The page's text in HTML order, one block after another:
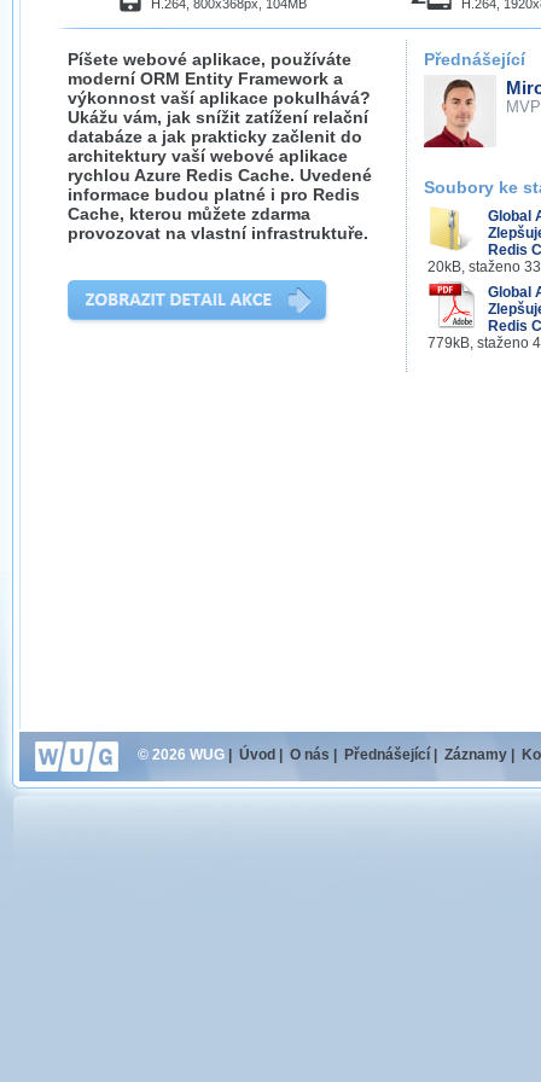
H.264, 800x368px, 104MB H.264,
Píšete webové aplikace, používáte
moderní ORM Entity Framework a
výkonnost vaší aplikace pokulhává?
Ukážu vám, jak snížit zatížení relační
databáze a jak prakticky začlenit do
architektury vaší webové aplikace
rychlou Azure Redis Cache. Uvedené
informace budou platné i pro Redis
Cache, kterou můžete zdarma
provozovat na vlastní infrastruktuře.
Přednášející
MVP
Soubory ke
Global
Redis
20kB, staženo
Global
Redis
779kB, staženo
© 2026 WUG Úvod O nás Přednášející Záznamy